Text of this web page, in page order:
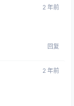
2 年前
回复
2 年前